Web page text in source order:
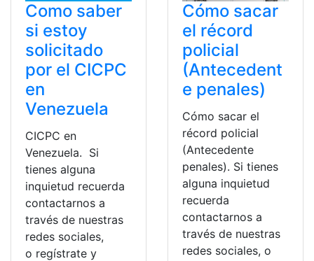
Como saber
si estoy
solicitado
por el CICPC
en
Venezuela
CICPC en
Venezuela. Si
tienes alguna
inquietud recuerda
contactarnos a
través de nuestras
redes sociales,
o regístrate y
Cómo sacar
el récord
policial
(Antecedent
e penales)
Cómo sacar el
récord policial
(Antecedente
penales). Si tienes
alguna inquietud
recuerda
contactarnos a
través de nuestras
redes sociales, o